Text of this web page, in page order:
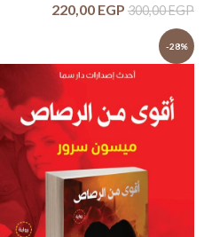
300,00EGP
220,00 EGP
-28%